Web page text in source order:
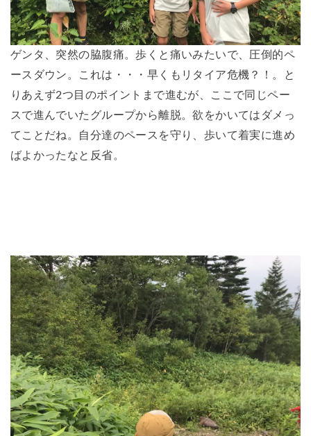
ゲンタ、突然の脇腹痛。歩くと痛いみたいで、圧倒的ペ
ースダウン。これは・・・早くもリタイア危機？！。と
りあえず2つ目のポイントまで進むが、ここで同じペー
スで進んでいたグループから離脱。欲をかいてはダメっ
てことだね。自分達のペースを守り、歩いて着実に進め
ばよかったなと反省。